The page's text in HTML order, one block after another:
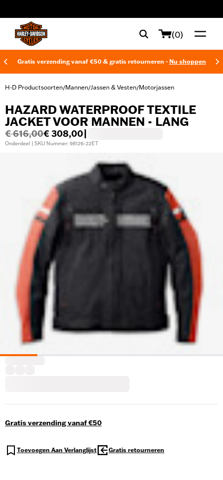
(0)
Gratis verzending vanaf €50 & gratis retourneren - Nu shoppen
H-D Productsoorten/Mannen/Jassen & Vesten/Motorjassen
HAZARD WATERPROOF TEXTILE
JACKET VOOR MANNEN - LANG
€ 616,00€ 308,00
Onderdeel | SKU Nummer: 98126-22ET
Gratis verzending vanaf €50
Toevoegen Aan Verlanglijst Gratis retourneren